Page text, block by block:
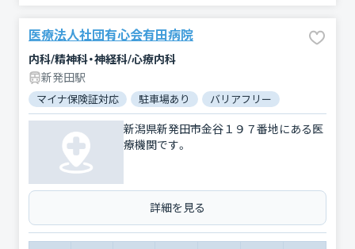
医療法人社団有心会有田病院
内科/精神科・神経科/心療内科
新発田駅
マイナ保険証対応 駐車場あり バリアフリー
新潟県新発田市金谷１９７番地にある医
療機関です。
詳細を見る